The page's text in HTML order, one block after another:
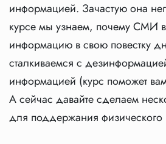
информацией. Зачастую она
курсе мы узнаем, почему СМИ
информацию в свою повестку
сталкиваемся с
информацией (курс поможет
А сейчас давайте сделаем
для поддержания физического